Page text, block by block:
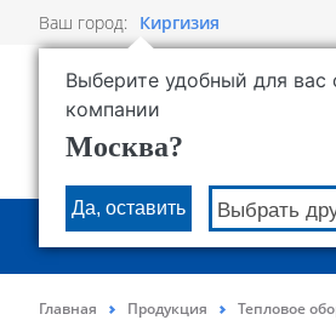
Ваш город: Киргизия
Выберите удобный для вас
компании
Москва?
Да, оставить Выбрать
О КОМПАНИИ
Главная Продукция Тепловое